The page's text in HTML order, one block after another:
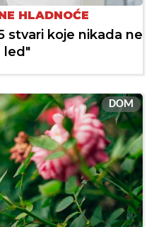
HLADNOĆE
stvari koje nikada ne
led"
DOM